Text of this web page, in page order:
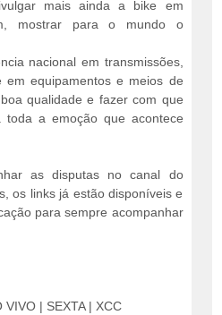
mais ainda a bike em
mostrar para o mundo o
nacional em transmissões,
em equipamentos e meios de
qualidade e fazer com que
a emoção que acontece
as disputas no canal do
os links já estão disponíveis e
para sempre acompanhar
VIVO | SEXTA | XCC